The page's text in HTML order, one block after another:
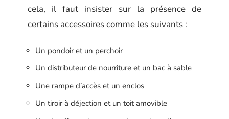
cela, il faut insister sur la présence de
certains accessoires comme les suivants :
Un pondoir et un perchoir
Un distributeur de nourriture et un bac à sable
Une rampe d’accès et un enclos
Un tiroir à déjection et un toit amovible